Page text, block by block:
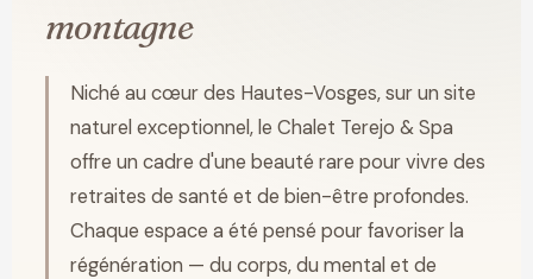
montagne
Niché au cœur des Hautes-Vosges, sur un site
naturel exceptionnel, le Chalet Terejo & Spa
offre un cadre d'une beauté rare pour vivre des
retraites de santé et de bien-être profondes.
Chaque espace a été pensé pour favoriser la
régénération — du corps, du mental et de